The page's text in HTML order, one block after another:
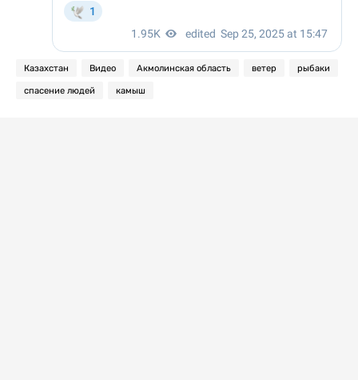
Казахстан Видео Акмолинская область ветер рыбаки
спасение людей камыш